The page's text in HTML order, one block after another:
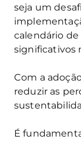
seja um
calendário
significativos
Com a
reduzir as
É